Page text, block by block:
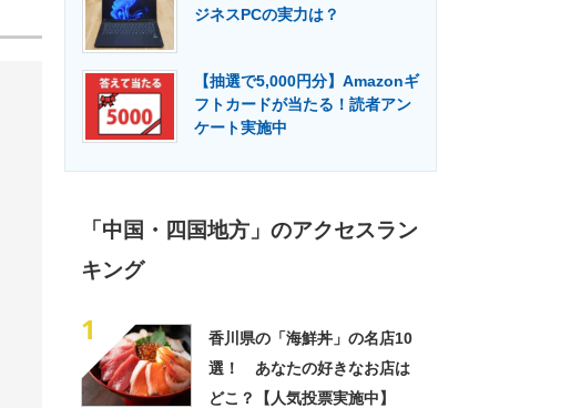
ジネスPCの実力は？
【抽選で5,000円分】Amazonギ
フトカードが当たる！読者アン
ケート実施中
「中国・四国地方」のアクセスラン
キング
1
香川県の「海鮮丼」の名店10
選！ あなたの好きなお店は
どこ？【人気投票実施中】